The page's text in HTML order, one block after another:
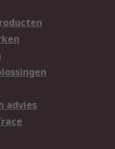
advies